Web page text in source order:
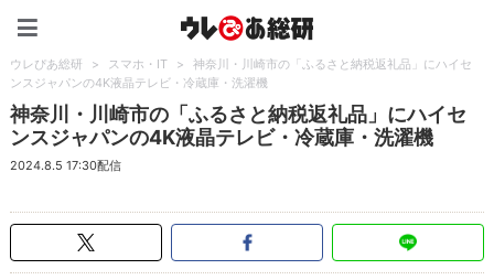
ウレぴあ総研 > スマホ・IT >
神奈川・川崎市の「ふるさと納税返礼品」にハイセ
ンスジャパンの4K液晶テレビ・冷蔵庫・洗濯機
神奈川・川崎市の「ふるさと納税返礼品」にハイセ
ンスジャパンの4K液晶テレビ・冷蔵庫・洗濯機
2024.8.5 17:30配信